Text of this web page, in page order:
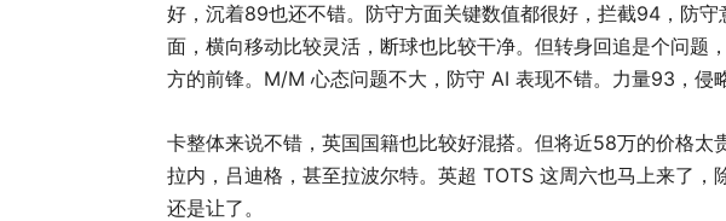
好，沉着89也还不错。防守方面关键数值都很好，拦截94，防
面，横向移动比较灵活，断球也比较干净。但转身回追是个问题
方的前锋。M/M 心态问题不大，防守 AI 表现不错。力量93，侵
卡整体来说不错，英国国籍也比较好混搭。但将近58万的价格太
拉内，吕迪格，甚至拉波尔特。英超 TOTS 这周六也马上来了，
还是让了。